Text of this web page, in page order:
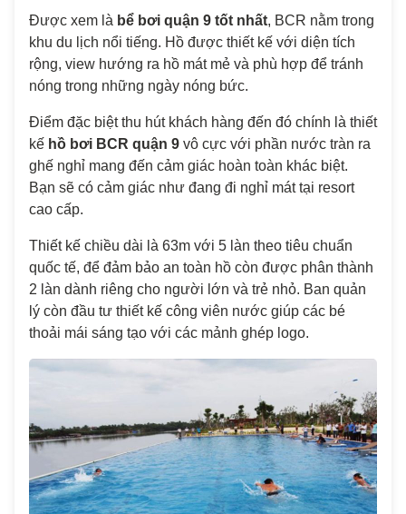
Được xem là bể bơi quận 9 tốt nhất, BCR nằm trong
khu du lịch nổi tiếng. Hồ được thiết kế với diện tích
rộng, view hướng ra hồ mát mẻ và phù hợp để tránh
nóng trong những ngày nóng bức.
Điểm đặc biệt thu hút khách hàng đến đó chính là thiết
kế hồ bơi BCR quận 9 vô cực với phần nước tràn ra
ghế nghỉ mang đến cảm giác hoàn toàn khác biệt.
Bạn sẽ có cảm giác như đang đi nghỉ mát tại resort
cao cấp.
Thiết kế chiều dài là 63m với 5 làn theo tiêu chuẩn
quốc tế, để đảm bảo an toàn hồ còn được phân thành
2 làn dành riêng cho người lớn và trẻ nhỏ. Ban quản
lý còn đầu tư thiết kế công viên nước giúp các bé
thoải mái sáng tạo với các mảnh ghép logo.